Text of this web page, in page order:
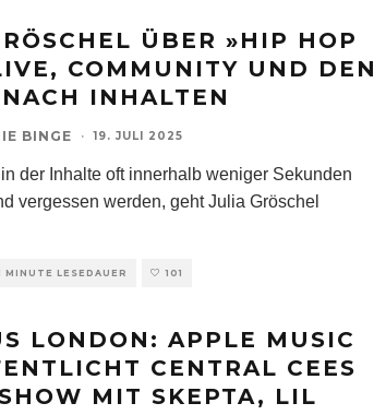
ÜBER »HIP HOP
COMMUNITY UND DEN
INHALTEN
BINGE · 19. JULI 2025
in der Inhalte oft innerhalb weniger Sekunden
vergessen werden, geht Julia Gröschel
MINUTE LESEDAUER 101
LONDON: APPLE MUSIC
CENTRAL CEES
MIT SKEPTA, LIL